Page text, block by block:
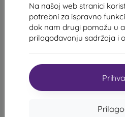
Na našoj web stranici
potrebni za ispravno
dok nam drugi pomažu u
prilagođavanju sadržaja i
-26%
Sturdo Rex Kaljeno staklo
za iPhone XR/11, Full Face -
21,90 €